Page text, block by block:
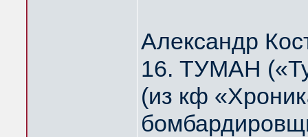
Александр
16. ТУМАН
(из кф